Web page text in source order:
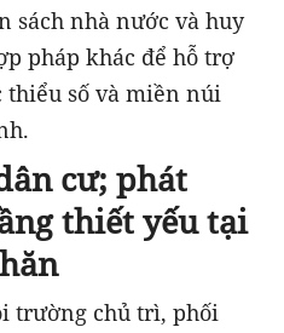
sách nhà nước và huy
pháp khác để hỗ trợ
thiểu số và miền núi
cư; phát
thiết yếu tại
trường chủ trì, phối